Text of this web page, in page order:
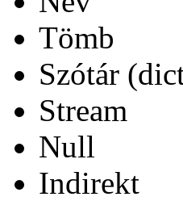
Tömb
Szótár
Stream
Null
Indirekt